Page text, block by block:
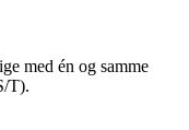
med én og samme
T).